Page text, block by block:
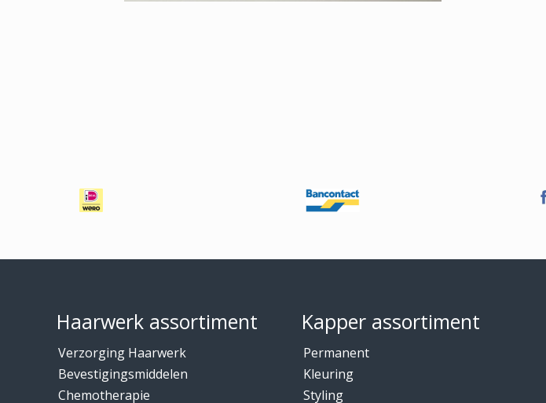
Haarwerk assortiment
Verzorging Haarwerk
Bevestigingsmiddelen
Chemotherapie
Kapper assortiment
Permanent
Kleuring
Styling